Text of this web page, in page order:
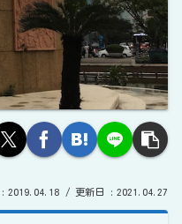
2019.04.18 2021.04.27